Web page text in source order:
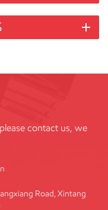
contact us, we
Road, Xintang